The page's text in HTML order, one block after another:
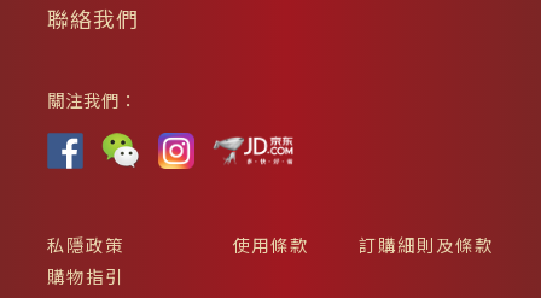
聯絡我們
關注我們：
私隱政策 使用條款
訂購細則及條款
購物指引